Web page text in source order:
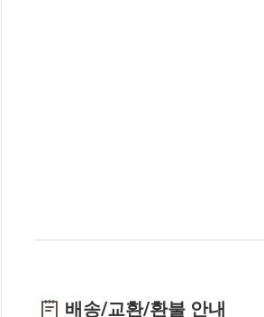
배송/교환/환불 안내